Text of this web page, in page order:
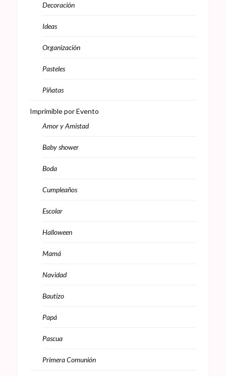
Decoración
Ideas
Organización
Pasteles
Piñatas
Imprimible por Evento
Amor y Amistad
Baby shower
Boda
Cumpleaños
Escolar
Halloween
Mamá
Navidad
Bautizo
Papá
Pascua
Primera Comunión